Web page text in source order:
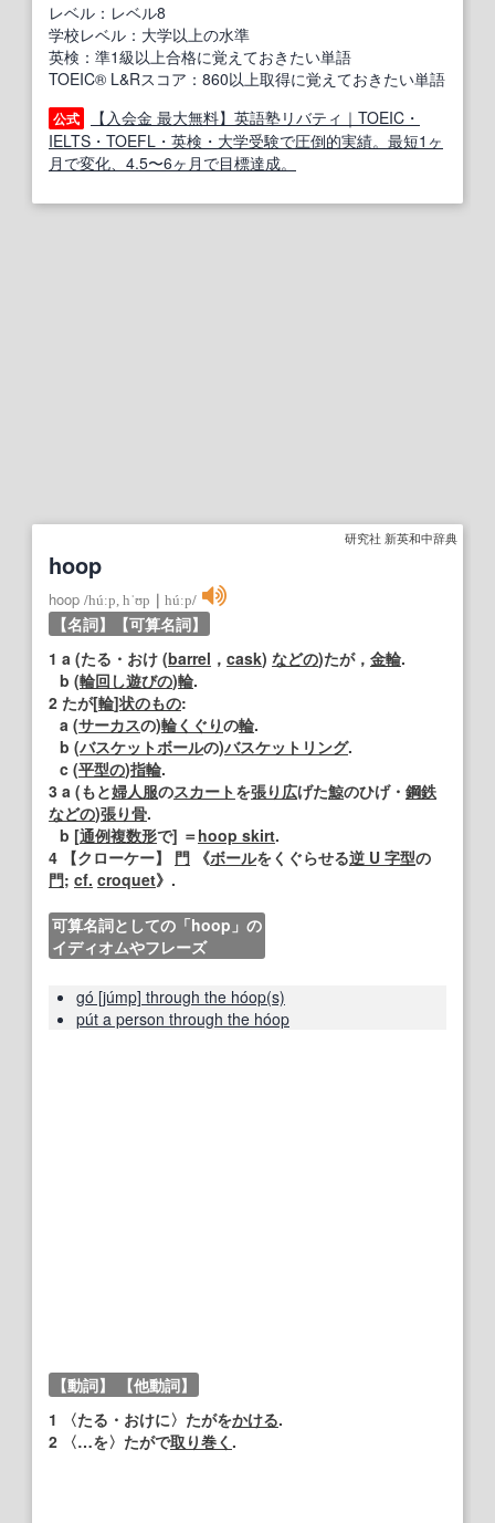
レベル：レベル8
学校レベル：大学以上の水準
英検：準1級以上合格に覚えておきたい単語
TOEIC® L&Rスコア：860以上取得に覚えておきたい単語
公式
【入会金 最大無料】英語塾リバティ｜TOEIC・
IELTS・TOEFL・英検・大学受験で圧倒的実績。最短1ヶ
月で変化、4.5〜6ヶ月で目標達成。
研究社 新英和中辞典
hoop
hoop /húːp, hˈʊp húːp/
【名詞】
【可算名詞】
1 a (たる・おけ (barrel ， cask) などの)たが， 金輪.
b (輪回し遊びの)輪.
2 たが[輪]状のもの:
a (サーカスの)輪くぐりの輪.
b (バスケットボールの)バスケットリング.
c (平型の)指輪.
3 a (もと婦人服のスカートを張り 広げた鯨のひげ・ 鋼鉄
などの)張り骨.
b [通例複数形で] ＝hoop skirt.
4 【クローケー】 門 《ボールをくぐらせる逆 U 字型の
門; cf. croquet》.
可算名詞としての「hoop」の
イディオムやフレーズ
gó [júmp] through the hóop(s)
pút a person through the hóop
【動詞】
【他動詞】
1 〈たる・おけに〉たがをかける.
2 〈…を〉たがで取り巻く .